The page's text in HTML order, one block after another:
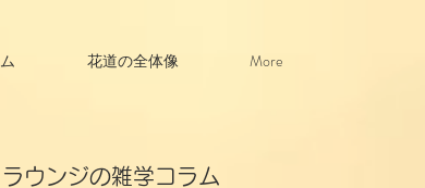
花道の全体像 More
ウンジの雑学コラム